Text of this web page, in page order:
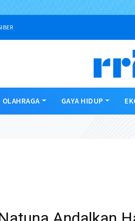
OLAHRAGA GAYA HIDUP